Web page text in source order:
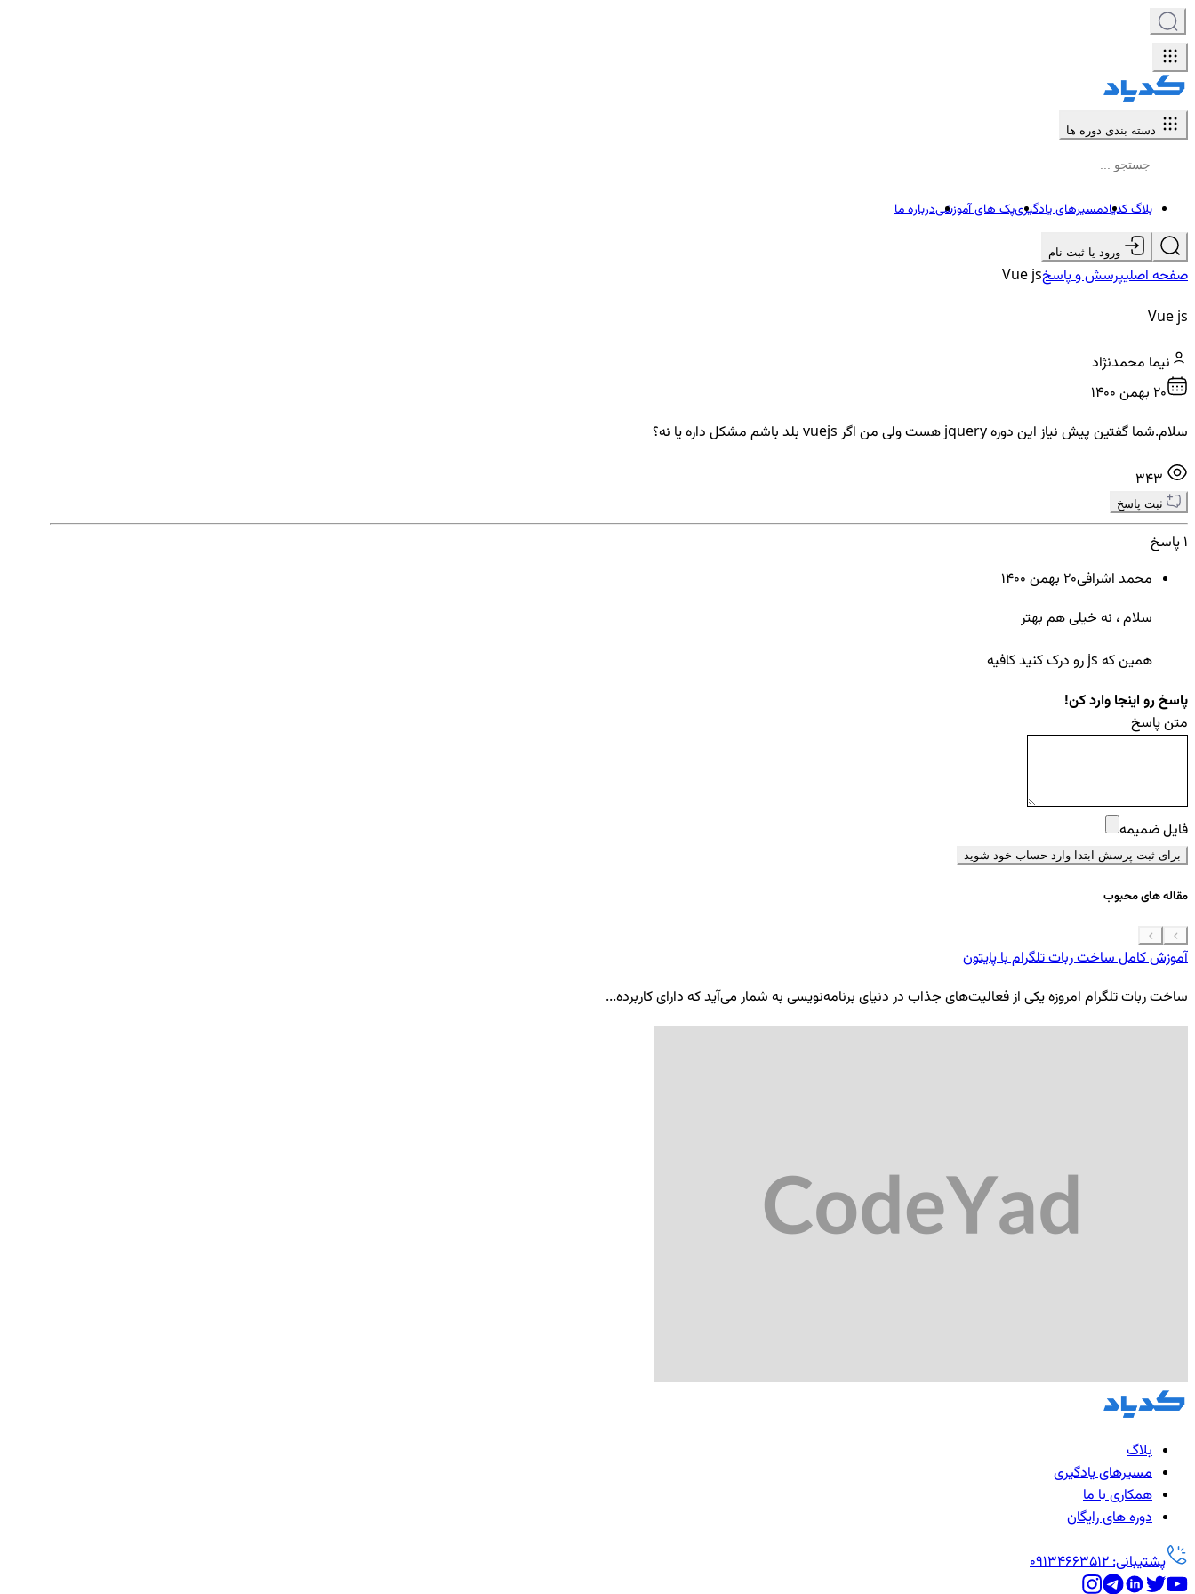
دسته بندی دوره ها
بلاگ کدیادمسیرهای یادگیریپک های آموزشیدرباره ما
ورود یا ثبت نام
صفحه اصلیپرسش و پاسخVue js
Vue js
نیما محمدنژاد
20 بهمن ۱۴۰۰
سلام.شما گفتین پیش نیاز این دوره jquery هست ولی من اگر vuejs بلد باشم مشکل داره یا نه؟
ثبت پاسخ
1 پاسخ
محمد اشرافی20 بهمن ۱۴۰۰
سلام ، نه خیلی هم بهتر
همین که js رو درک کنید کافیه
پاسخ رو اینجا وارد کن!
متن پاسخ
فایل ضمیمه
برای ثبت پرسش ابتدا وارد حساب خود شوید
مقاله های محبوب
آموزش کامل ساخت ربات تلگرام با پایتون
ساخت ربات تلگرام امروزه یکی از فعالیت‌های جذاب در دنیای برنامه‌نویسی به شمار می‌آید که دارای کاربرده...
بلاگ
مسیرهای یادگیری
همکاری با ما
دوره های رایگان
پشتیبانی: 09134663512